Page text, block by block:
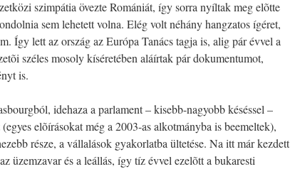
szimpátia övezte Romániát, így sorra nyíltak meg elõtte
sem lehetett volna. Elég volt néhány hangzatos ígéret,
Így lett az ország az Európa Tanács tagja is, alig pár évvel a
széles mosoly kíséretében aláírtak pár dokumentumot,
is.
idehaza a parlament – kisebb-nagyobb késéssel –
elõírásokat még a 2003-as alkotmányba is beemeltek),
része, a vállalások gyakorlatba ültetése. Na itt már kezdett
üzemzavar és a leállás, így tíz évvel ezelõtt a bukaresti